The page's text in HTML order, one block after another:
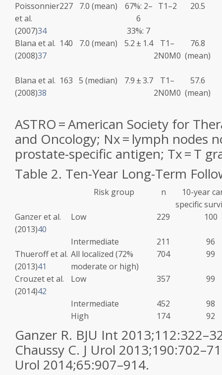
Poissonnier
et al.
(2007)34
227 7.0 (mean)
67%: 2–
6
33%: 7
T1–2 20.5
Blana et al.
(2008)37
140 7.0 (mean) 5.2 ± 1.4
T1–
2N0M0
76.8
(mean)
Blana et al.
(2008)38
163 5 (median) 7.9 ± 3.7
T1–
2N0M0
57.6
(mean)
ASTRO = American Society for
and Oncology; Nx = lymph nodes
prostate-specific antigen; Tx = T
Table 2. Ten-Year Long-Term
Risk group n
10-year
specific
Ganzer et al.
(2013)40
Low 229 100
Intermediate 211
96
Thueroff et al.
(2013)41
All localized (72%
moderate or high)
704 99
Crouzet et al.
(2014)42
Low 357 99
Intermediate 452
98
High
174 92
Ganzer R. BJU Int
Chaussy C. J Urol
Urol 2014;65:907–914.